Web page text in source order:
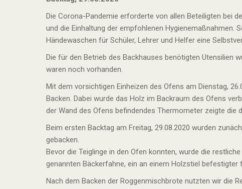
Die Corona-Pandemie erforderte von allen Beteiligten bei
und die Einhaltung der empfohlenen Hygienemaßnahmen.
Händewaschen für Schüler, Lehrer und Helfer eine
Die für den Betrieb des Backhauses benötigten Utensilien
waren noch vorhanden.
Mit dem vorsichtigen Einheizen des Ofens am Dienstag,
Backen. Dabei wurde das Holz im Backraum des Ofens
der Wand des Ofens befindendes Thermometer zeigte die
Beim ersten Backtag am Freitag, 29.08.2020 wurden
gebacken.
Bevor die Teiglinge in den Ofen konnten, wurde die
genannten Bäckerfahne, ein an einem Holzstiel befestigter
Nach dem Backen der Roggenmischbrote nutzten wir die